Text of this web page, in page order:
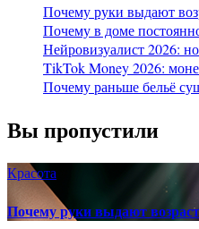
Почему руки выдают
Почему в доме
Нейровизуалист 2026:
TikTok Money 2026:
Почему раньше бельё
Вы пропустили
Красота
Почему руки выдают